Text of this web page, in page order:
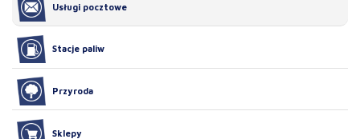
Usługi pocztowe
Stacje paliw
Przyroda
Sklepy